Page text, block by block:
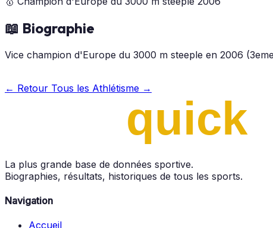
📖 Biographie
Vice champion d'Europe du 3000 m steeple en 2006
← Retour Tous les Athlétisme →
La plus grande base de données sportive.
Biographies, résultats, historiques de tous les sports.
Navigation
Accueil